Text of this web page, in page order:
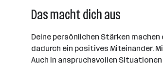
Das macht dich aus
Deine persönlichen Stärken
dadurch ein positives Miteinander.
Auch in anspruchsvollen